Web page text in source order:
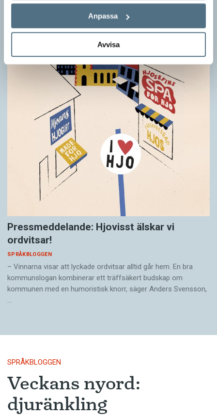
Anpassa
Avvisa
Pressmeddelande: Hjovisst älskar vi
ordvitsar!
SPRÅKBLOGGEN
– Vinnarna visar att lyckade ordvitsar alltid går hem. En bra
kommunslogan kombinerar ett träffsäkert budskap om
kommunen med en humoristisk knorr, säger Anders Svensson,
…
SPRÅKBLOGGEN
Veckans nyord:
djuränkling